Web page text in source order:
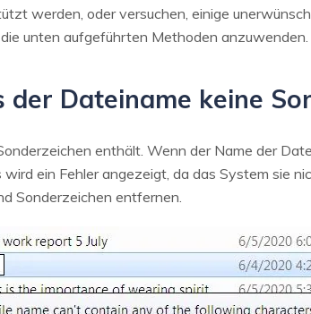
werden, oder versuchen, einige
unten aufgeführten Methoden anzuwenden.
der Dateiname keine
enthält. Wenn der Name der
ein Fehler angezeigt, da das System sie
Sonderzeichen entfernen.